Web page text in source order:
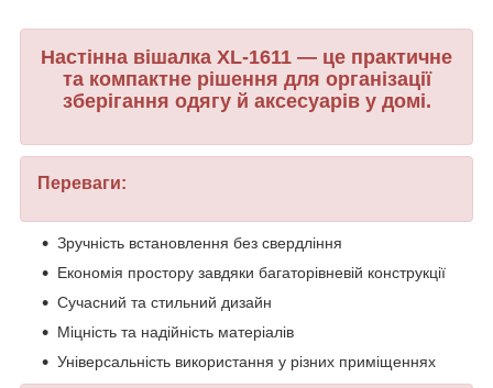
Настінна вішалка XL-1611 — це практичне
та компактне рішення для організації
зберігання одягу й аксесуарів у домі.
Переваги:
Зручність встановлення без свердління
Економія простору завдяки багаторівневій конструкції
Сучасний та стильний дизайн
Міцність та надійність матеріалів
Універсальність використання у різних приміщеннях